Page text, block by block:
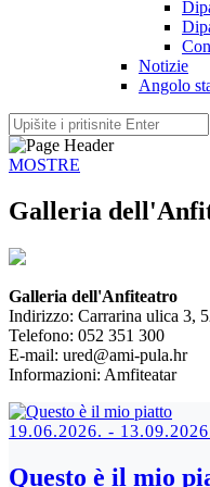
Notizie
Angolo
MOSTRE
Galleria
Galleria dell'Anfiteatro
Indirizzo: Carrarina ulica 3,
Telefono: 052 351 300
E-mail: ured@ami-pula.hr
Informazioni: Amfiteatar
19.06.2026. -
Questo è il mio